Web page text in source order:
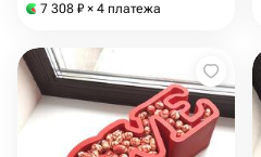
7 308 ₽ × 4 платежа